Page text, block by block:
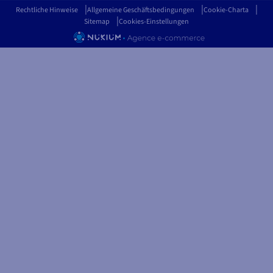
Rechtliche Hinweise Allgemeine Geschäftsbedingungen
Cookie-Charta
Sitemap
Cookies-Einstellungen